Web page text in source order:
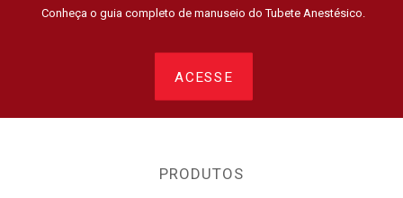
Conheça o guia completo de manuseio do Tubete Anestésico.
ACESSE
PRODUTOS